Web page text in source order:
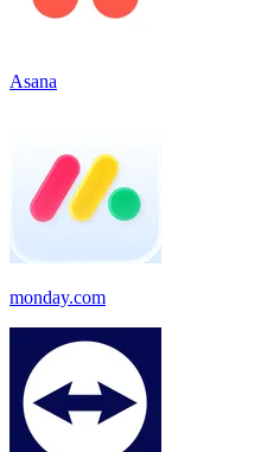
Asana
monday.com